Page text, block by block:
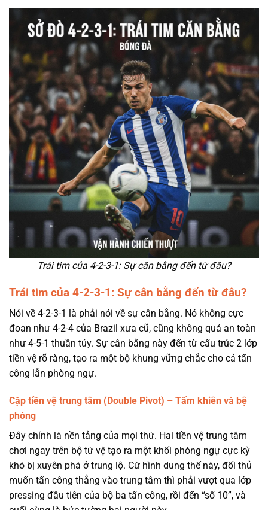
Trái tim của 4-2-3-1: Sự cân bằng đến từ đâu?
Trái tim của 4-2-3-1: Sự cân bằng đến từ đâu?
Nói về 4-2-3-1 là phải nói về sự cân bằng. Nó không cực
đoan như 4-2-4 của Brazil xưa cũ, cũng không quá an toàn
như 4-5-1 thuần túy. Sự cân bằng này đến từ cấu trúc 2 lớp
tiền vệ rõ ràng, tạo ra một bộ khung vững chắc cho cả tấn
công lẫn phòng ngự.
Cặp tiền vệ trung tâm (Double Pivot) – Tấm khiên và bệ
phóng
Đây chính là nền tảng của mọi thứ. Hai tiền vệ trung tâm
chơi ngay trên bộ tứ vệ tạo ra một khối phòng ngự cực kỳ
khó bị xuyên phá ở trung lộ. Cứ hình dung thế này, đối thủ
muốn tấn công thẳng vào trung tâm thì phải vượt qua lớp
pressing đầu tiên của bộ ba tấn công, rồi đến “số 10”, và